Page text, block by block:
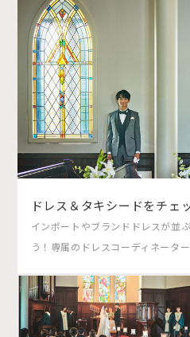
ドレス＆タキシードをチェ
インポートやブランドドレスが並
う！専属のドレスコーディネータ